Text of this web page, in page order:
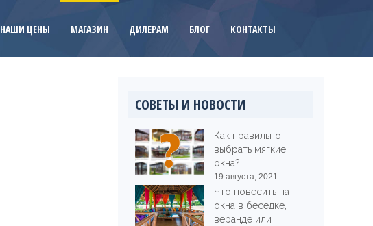
НАШИ ЦЕНЫ МАГАЗИН ДИЛЕРАМ БЛОГ КОНТАКТЫ
СОВЕТЫ И НОВОСТИ
Как правильно
выбрать мягкие
окна?
19 августа, 2021
Что повесить на
окна в беседке,
веранде или